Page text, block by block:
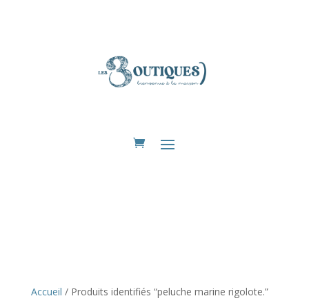
Accueil / Produits identifiés “peluche marine rigolote.”